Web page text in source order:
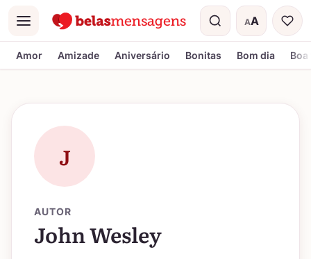
Menu AA
Tamanho do
Amor Amizade Aniversário Bonitas Bom dia
J
AUTOR
John Wesley